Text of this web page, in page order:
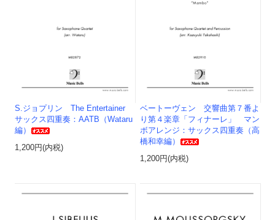
S.ジョプリン The Entertainer
サックス四重奏：AATB（Wataru
編）
1,200円(内税)
ベートーヴェン 交響曲第７番よ
り第４楽章「フィナーレ」 マン
ボアレンジ：サックス四重奏（高
橋和幸編）
1,200円(内税)